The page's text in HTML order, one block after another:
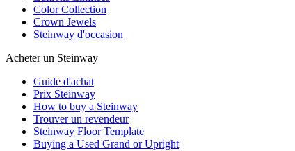
Color Collection
Crown Jewels
Steinway d'occasion
Acheter un Steinway
Guide d'achat
Prix Steinway
How to buy a Steinway
Trouver un revendeur
Steinway Floor Template
Buying a Used Grand or Upright